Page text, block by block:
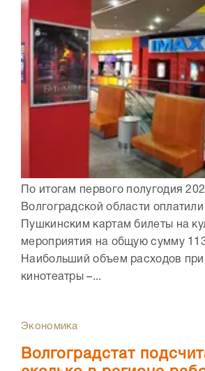
По итогам первого полугодия
Волгоградской области
Пушкинским картам билеты на
мероприятия на общую сумму
Наибольший объем расходов
кинотеатры –...
Экономика
Волгоградстат